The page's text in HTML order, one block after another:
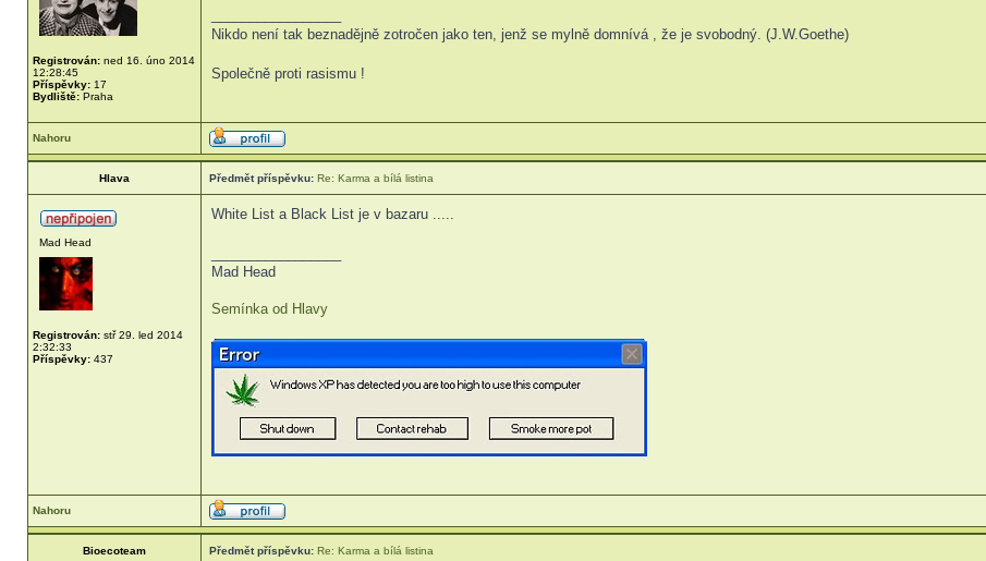
Registrován: ned 16. úno 2014
12:28:45
Příspěvky: 17
Bydliště: Praha
Nikdo není tak beznadějně zotročen jako ten, jenž se mylně domnívá , že je svobodný. (J.W.Goethe)
Společně proti rasismu !
Nahoru
Hlava Předmět příspěvku: Re: Karma a bílá listina
Mad Head
Registrován: stř 29. led 2014
2:32:33
Příspěvky: 437
White List a Black List je v bazaru .....
Mad Head
Semínka od Hlavy
Nahoru
Bioecoteam Předmět příspěvku: Re: Karma a bílá listina